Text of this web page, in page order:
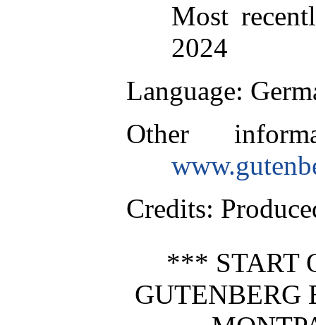
Most
2024
Language:
Other
Credits:
*** START
GUTENBERG